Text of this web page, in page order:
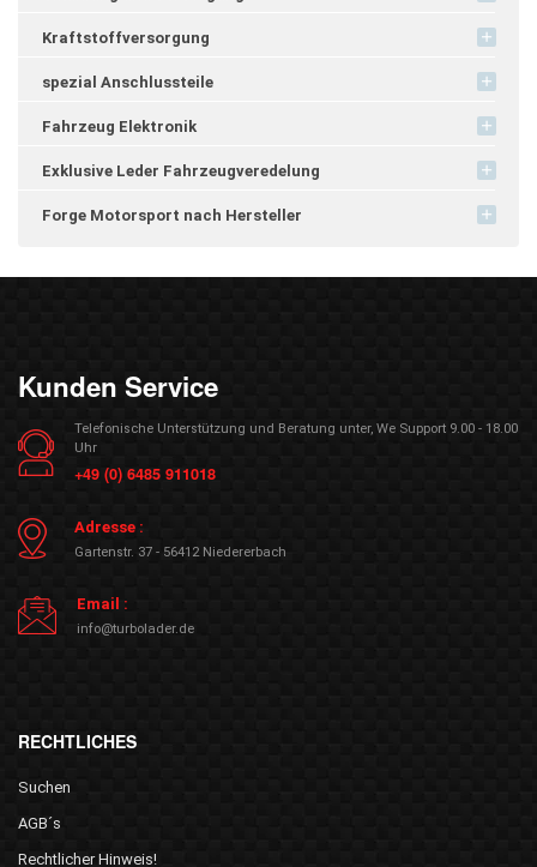
Kraftstoffversorgung
spezial Anschlussteile
Fahrzeug Elektronik
Exklusive Leder Fahrzeugveredelung
Forge Motorsport nach Hersteller
Kunden Service
Telefonische Unterstützung und Beratung unter, We Support 9.00 - 18.00
Uhr
+49 (0) 6485 911018
Adresse :
Gartenstr. 37 - 56412 Niedererbach
Email :
info@turbolader.de
RECHTLICHES
Suchen
AGB´s
Rechtlicher Hinweis!